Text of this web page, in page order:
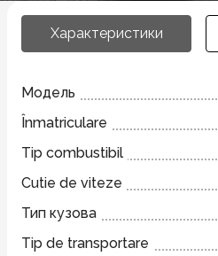
Характеристики
Модель
Înmatriculare
Tip combustibil
Cutie de viteze
Тип кузова
Tip de transportare